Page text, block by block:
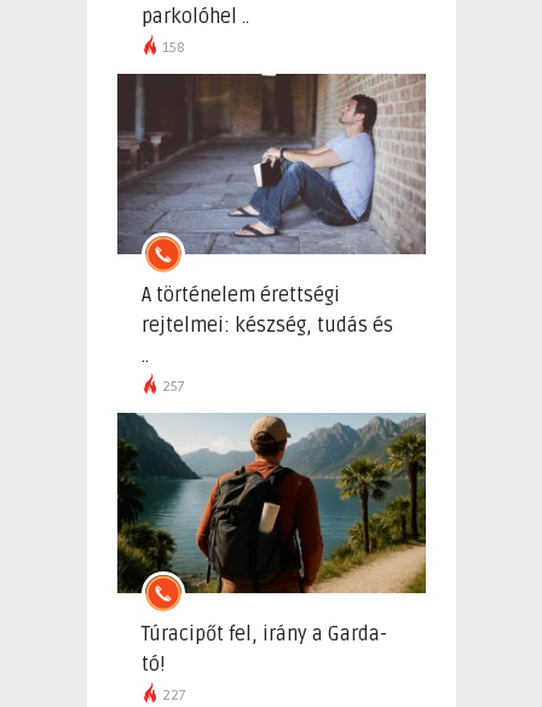
parkolóhel ..
158
A történelem érettségi
rejtelmei: készség, tudás és
..
257
Túracipőt fel, irány a Garda-
tó!
227